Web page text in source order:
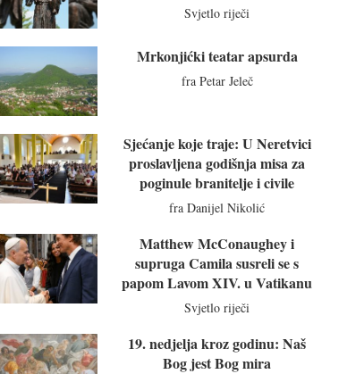
Svjetlo riječi
Mrkonjićki teatar apsurda
fra Petar Jeleč
Sjećanje koje traje: U Neretvici
proslavljena godišnja misa za
poginule branitelje i civile
fra Danijel Nikolić
Matthew McConaughey i
supruga Camila susreli se s
papom Lavom XIV. u Vatikanu
Svjetlo riječi
19. nedjelja kroz godinu: Naš
Bog jest Bog mira